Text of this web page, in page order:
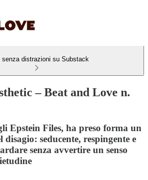
senza distrazioni su Substack
– Beat and Love n.
Epstein Files, ha preso forma un
seducente, respingente e
senza avvertire un senso